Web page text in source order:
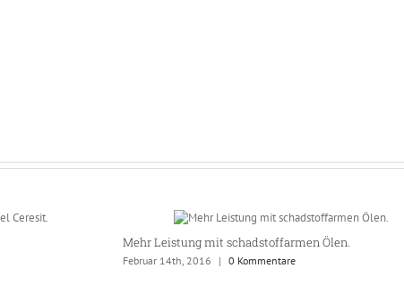
Mehr Leistung mit schadstoffarmen Ölen.
Februar 14th, 2016 | 0 Kommentare